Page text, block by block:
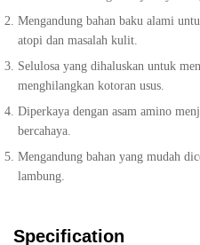
Mengandung bahan baku alami
atopi dan masalah kulit.
Selulosa yang dihaluskan untuk
menghilangkan kotoran usus.
Diperkaya dengan asam amino
bercahaya.
Mengandung bahan yang mudah
lambung.
Specification